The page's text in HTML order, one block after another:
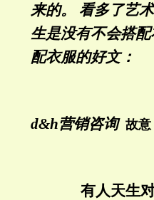
来的。 看多了艺
生是没有不会搭
配衣服的好文：
d&h营销咨询 故意
有人天生对